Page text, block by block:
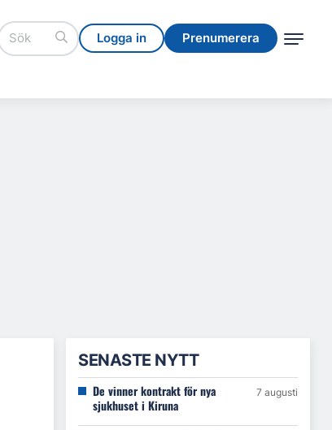
Logga in Prenumerera
Logga in Prenumerera
SENASTE NYTT
De vinner kontrakt för nya
sjukhuset i Kiruna
7 augusti